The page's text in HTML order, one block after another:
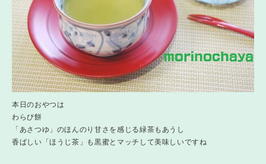
本日のおやつは
わらび餅
「あさつゆ」のほんのり甘さを感じる緑茶もあうし
香ばしい「ほうじ茶」も黒蜜とマッチして美味しいですね